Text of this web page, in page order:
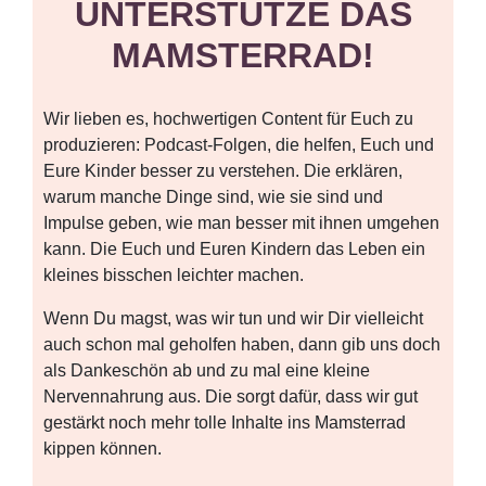
UNTERSTÜTZE DAS
MAMSTERRAD!
Wir lieben es, hochwertigen Content für Euch zu
produzieren: Podcast-Folgen, die helfen, Euch und
Eure Kinder besser zu verstehen. Die erklären,
warum manche Dinge sind, wie sie sind und
Impulse geben, wie man besser mit ihnen umgehen
kann. Die Euch und Euren Kindern das Leben ein
kleines bisschen leichter machen.
Wenn Du magst, was wir tun und wir Dir vielleicht
auch schon mal geholfen haben, dann gib uns doch
als Dankeschön ab und zu mal eine kleine
Nervennahrung aus. Die sorgt dafür, dass wir gut
gestärkt noch mehr tolle Inhalte ins Mamsterrad
kippen können.